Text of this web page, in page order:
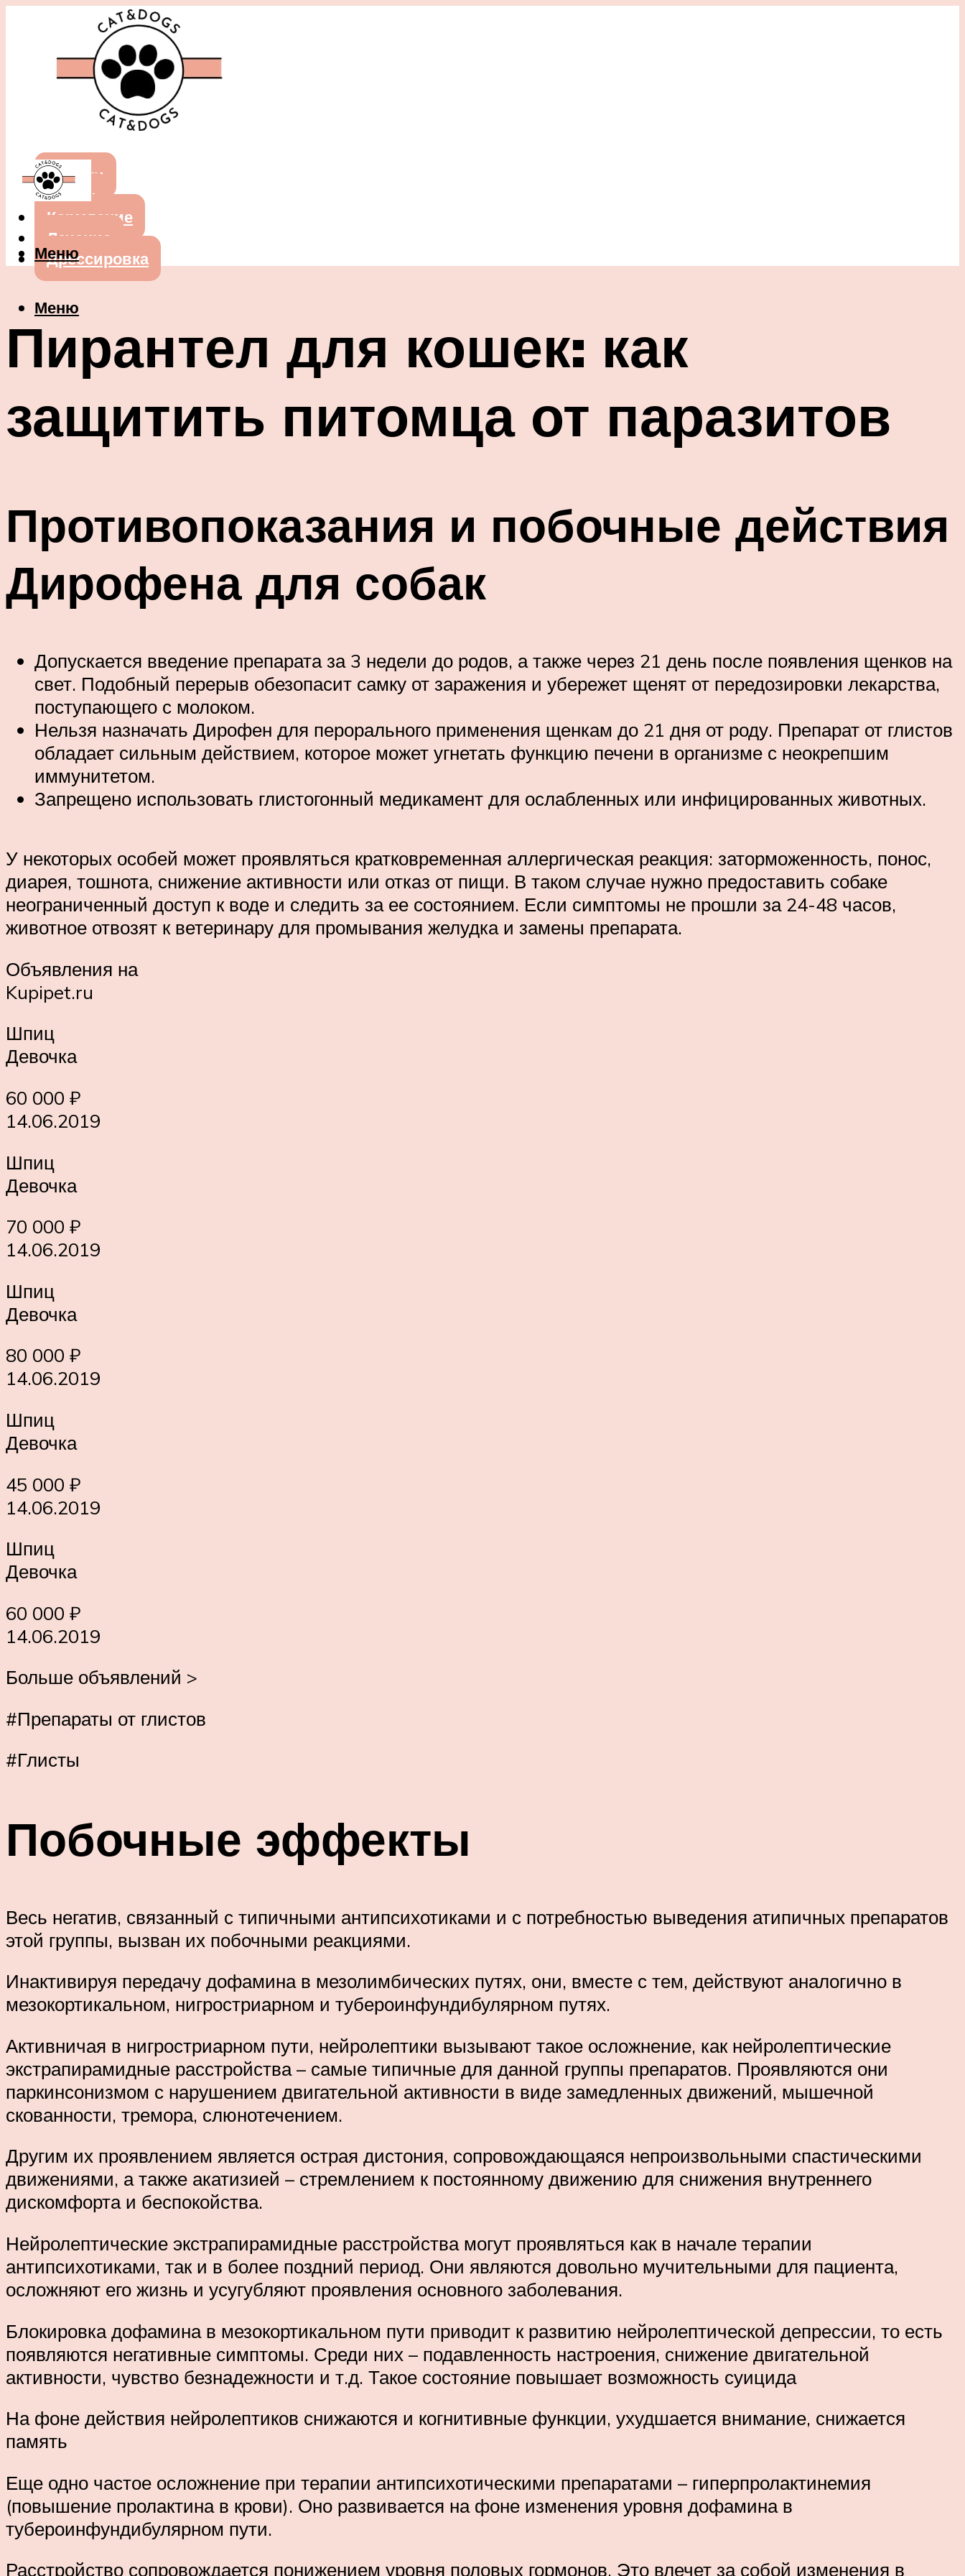
Собаки
Кошки
Кормление
Лечение
Дрессировка
Меню
Меню
Пирантел для кошек: как
защитить питомца от паразитов
Противопоказания и побочные действия
Дирофена для собак
Допускается введение препарата за 3 недели до родов, а также через 21 день после появления щенков на
свет. Подобный перерыв обезопасит самку от заражения и убережет щенят от передозировки лекарства,
поступающего с молоком.
Нельзя назначать Дирофен для перорального применения щенкам до 21 дня от роду. Препарат от глистов
обладает сильным действием, которое может угнетать функцию печени в организме с неокрепшим
иммунитетом.
Запрещено использовать глистогонный медикамент для ослабленных или инфицированных животных.
У некоторых особей может проявляться кратковременная аллергическая реакция: заторможенность, понос,
диарея, тошнота, снижение активности или отказ от пищи. В таком случае нужно предоставить собаке
неограниченный доступ к воде и следить за ее состоянием. Если симптомы не прошли за 24-48 часов,
животное отвозят к ветеринару для промывания желудка и замены препарата.
Объявления на
Kupipet.ru
Шпиц
Девочка
60 000 ₽
14.06.2019
Шпиц
Девочка
70 000 ₽
14.06.2019
Шпиц
Девочка
80 000 ₽
14.06.2019
Шпиц
Девочка
45 000 ₽
14.06.2019
Шпиц
Девочка
60 000 ₽
14.06.2019
Больше объявлений >
#Препараты от глистов
#Глисты
Побочные эффекты
Весь негатив, связанный с типичными антипсихотиками и с потребностью выведения атипичных препаратов
этой группы, вызван их побочными реакциями.
Инактивируя передачу дофамина в мезолимбических путях, они, вместе с тем, действуют аналогично в
мезокортикальном, нигростриарном и тубероинфундибулярном путях.
Активничая в нигростриарном пути, нейролептики вызывают такое осложнение, как нейролептические
экстрапирамидные расстройства – самые типичные для данной группы препаратов. Проявляются они
паркинсонизмом с нарушением двигательной активности в виде замедленных движений, мышечной
скованности, тремора, слюнотечением.
Другим их проявлением является острая дистония, сопровождающаяся непроизвольными спастическими
движениями, а также акатизией – стремлением к постоянному движению для снижения внутреннего
дискомфорта и беспокойства.
Нейролептические экстрапирамидные расстройства могут проявляться как в начале терапии
антипсихотиками, так и в более поздний период. Они являются довольно мучительными для пациента,
осложняют его жизнь и усугубляют проявления основного заболевания.
Блокировка дофамина в мезокортикальном пути приводит к развитию нейролептической депрессии, то есть
появляются негативные симптомы. Среди них – подавленность настроения, снижение двигательной
активности, чувство безнадежности и т.д. Такое состояние повышает возможность суицида
На фоне действия нейролептиков снижаются и когнитивные функции, ухудшается внимание, снижается
память
Еще одно частое осложнение при терапии антипсихотическими препаратами – гиперпролактинемия
(повышение пролактина в крови). Оно развивается на фоне изменения уровня дофамина в
тубероинфундибулярном пути.
Расстройство сопровождается понижением уровня половых гормонов. Это влечет за собой изменения в